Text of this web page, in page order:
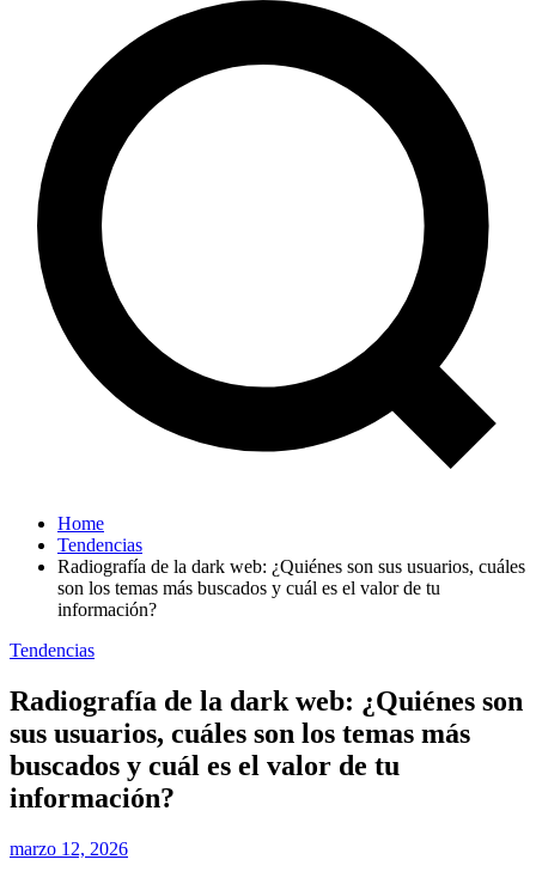
Home
Tendencias
Radiografía de la dark web: ¿Quiénes son sus usuarios, cuáles
son los temas más buscados y cuál es el valor de tu
información?
Tendencias
Radiografía de la dark web: ¿Quiénes son
sus usuarios, cuáles son los temas más
buscados y cuál es el valor de tu
información?
marzo 12, 2026